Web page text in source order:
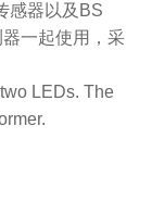
感器以及BS
一起使用，采
LEDs. The